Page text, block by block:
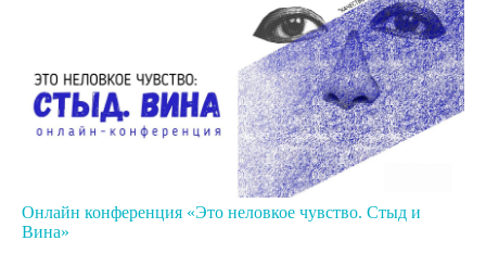
Онлайн конференция «Это неловкое чувство. Стыд и
Вина»